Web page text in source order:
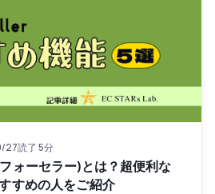
27読了 5分
ォーセラー)とは？超便利な
すめの人をご紹介